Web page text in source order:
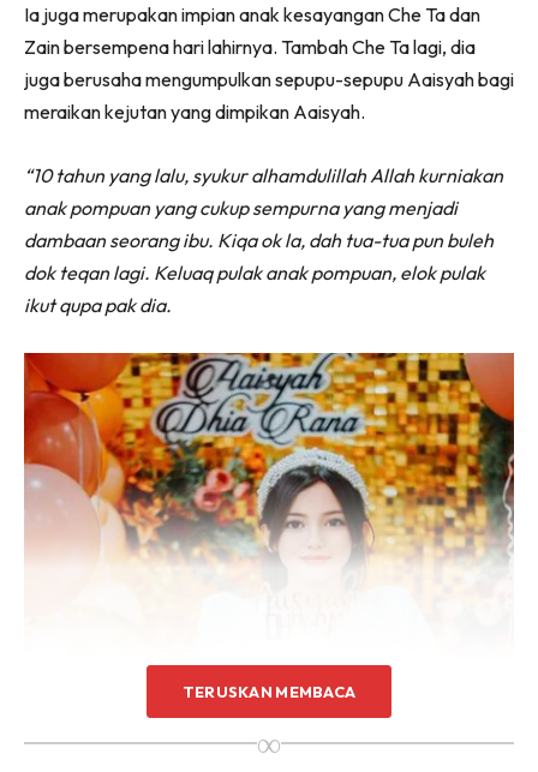
Ia juga merupakan impian anak kesayangan Che Ta dan
Zain bersempena hari lahirnya. Tambah Che Ta lagi, dia
juga berusaha mengumpulkan sepupu-sepupu Aaisyah bagi
meraikan kejutan yang dimpikan Aaisyah.
“10 tahun yang lalu, syukur alhamdulillah Allah kurniakan
anak pompuan yang cukup sempurna yang menjadi
dambaan seorang ibu. Kiqa ok la, dah tua-tua pun buleh
dok teqan lagi. Keluaq pulak anak pompuan, elok pulak
ikut qupa pak dia.
TERUSKAN MEMBACA
∞